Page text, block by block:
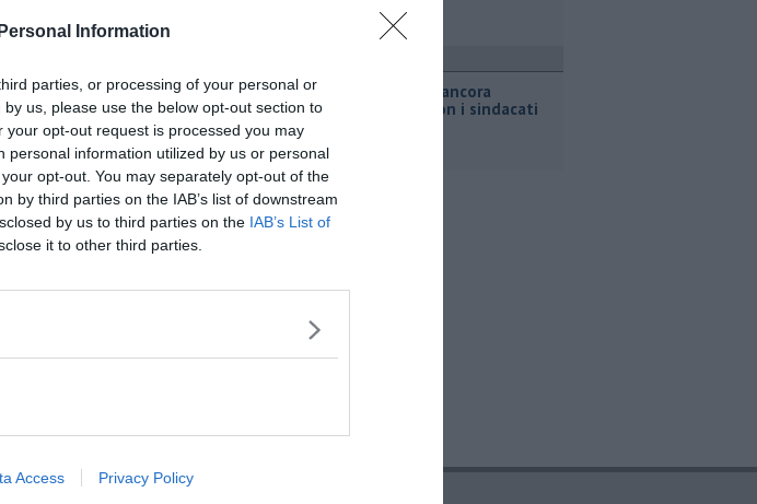
Information
parties, or processing of your personal or
us, please use the below opt-out section to
opt-out request is processed you may
information utilized by us or personal
opt-out. You may separately opt-out of the
by third parties on the IAB’s list of downstream
by us to third parties on the IAB’s List of
it to other third parties.
Access Privacy Policy
- ToscanaMedia.
andré
sandro botticelli
Takeda, è ancora
scontro con i sindacati